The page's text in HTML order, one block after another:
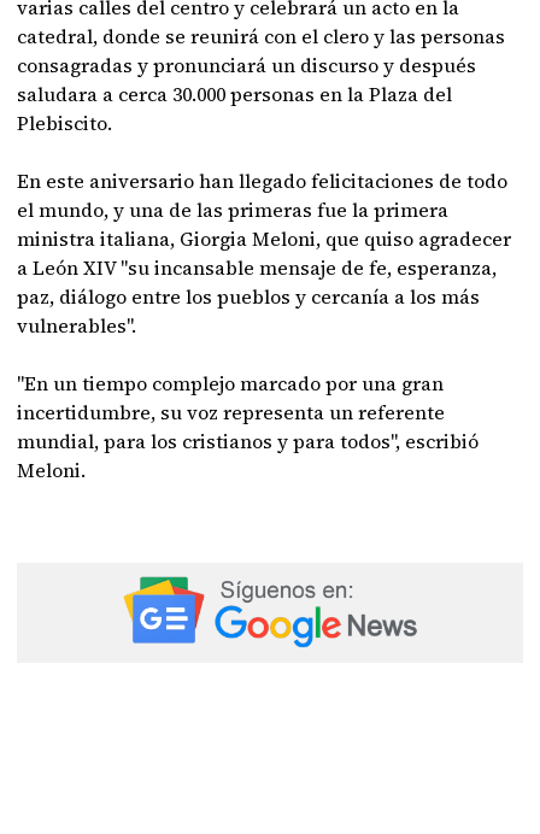
varias calles del centro y celebrará un acto en la
catedral, donde se reunirá con el clero y las personas
consagradas y pronunciará un discurso y después
saludara a cerca 30.000 personas en la Plaza del
Plebiscito.
En este aniversario han llegado felicitaciones de todo
el mundo, y una de las primeras fue la primera
ministra italiana, Giorgia Meloni, que quiso agradecer
a León XIV "su incansable mensaje de fe, esperanza,
paz, diálogo entre los pueblos y cercanía a los más
vulnerables".
"En un tiempo complejo marcado por una gran
incertidumbre, su voz representa un referente
mundial, para los cristianos y para todos", escribió
Meloni.